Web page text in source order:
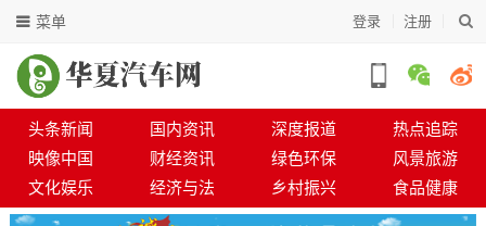
登录 注册
菜单
头条新闻 国内资讯 深度报道
热点追踪
映像中国
财经资讯 绿色环保
风景旅游
文化娱乐
经济与法 乡村振兴 食品健康